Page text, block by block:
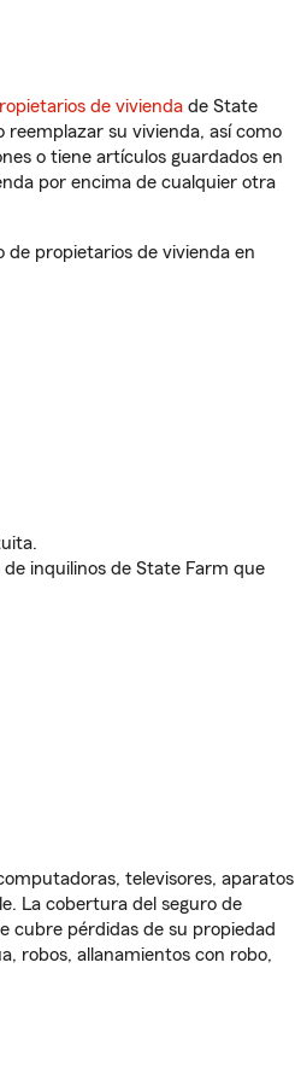
de vivienda de State
reemplazar su vivienda, así como
o tiene artículos guardados en
por encima de cualquier otra
de propietarios de vivienda en
inquilinos de State Farm que
televisores, aparatos
La cobertura del seguro de
cubre pérdidas de su propiedad
robos, allanamientos con robo,